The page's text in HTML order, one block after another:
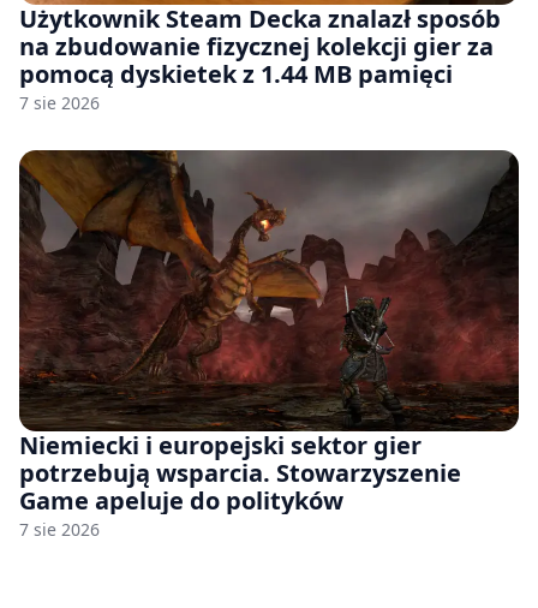
Użytkownik Steam Decka znalazł sposób
na zbudowanie fizycznej kolekcji gier za
pomocą dyskietek z 1.44 MB pamięci
7 sie 2026
Niemiecki i europejski sektor gier
potrzebują wsparcia. Stowarzyszenie
Game apeluje do polityków
7 sie 2026